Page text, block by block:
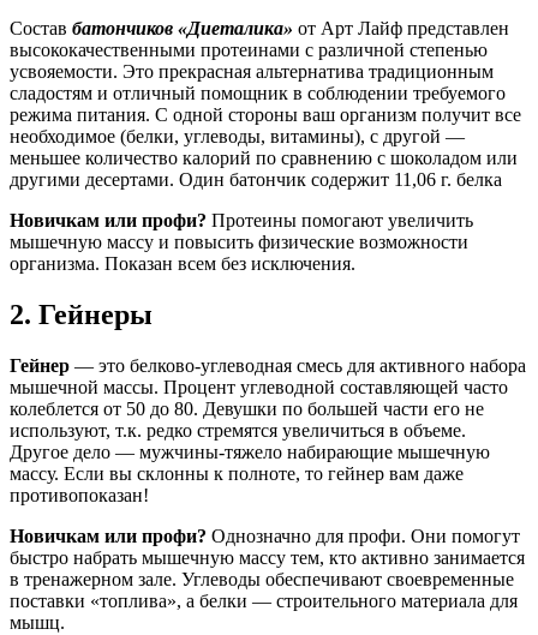
Состав батончиков «Диеталика» от Арт Лайф представлен
высококачественными протеинами с различной степенью
усвояемости. Это прекрасная альтернатива традиционным
сладостям и отличный помощник в соблюдении требуемого
режима питания. С одной стороны ваш организм получит все
необходимое (белки, углеводы, витамины), с другой —
меньшее количество калорий по сравнению с шоколадом или
другими десертами. Один батончик содержит 11,06 г. белка
Новичкам или профи? Протеины помогают увеличить
мышечную массу и повысить физические возможности
организма. Показан всем без исключения.
2. Гейнеры
Гейнер — это белково-углеводная смесь для активного набора
мышечной массы. Процент углеводной составляющей часто
колеблется от 50 до 80. Девушки по большей части его не
используют, т.к. редко стремятся увеличиться в объеме.
Другое дело — мужчины-тяжело набирающие мышечную
массу. Если вы склонны к полноте, то гейнер вам даже
противопоказан!
Новичкам или профи? Однозначно для профи. Они помогут
быстро набрать мышечную массу тем, кто активно занимается
в тренажерном зале. Углеводы обеспечивают своевременные
поставки «топлива», а белки — строительного материала для
мышц.